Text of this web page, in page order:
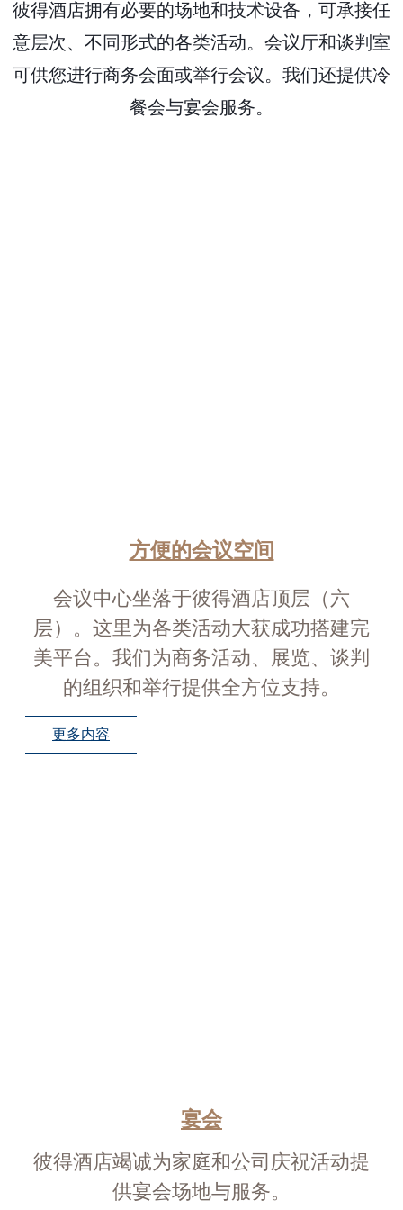
彼得酒店拥有必要的场地和技术设备，可承接任
意层次、不同形式的各类活动。会议厅和谈判室
可供您进行商务会面或举行会议。我们还提供冷
餐会与宴会服务。
方便的会议空间
会议中心坐落于彼得酒店顶层（六
层）。这里为各类活动大获成功搭建完
美平台。我们为商务活动、展览、谈判
的组织和举行提供全方位支持。
更多内容
宴会
彼得酒店竭诚为家庭和公司庆祝活动提
供宴会场地与服务。